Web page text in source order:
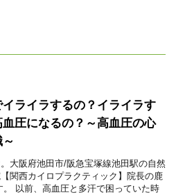
イライラするの？イライラす
血圧になるの？～高血圧の心
大阪府池田市/阪急宝塚線池田駅の自然
関西カイロプラクティック】院長の鹿
。 以前、高血圧と多汗で困っていた時